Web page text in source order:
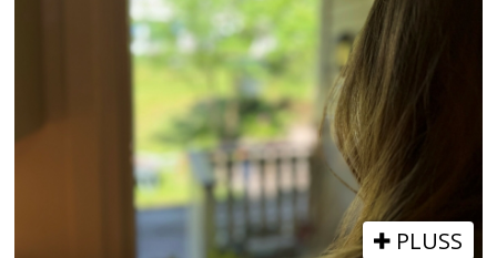
PLUSS